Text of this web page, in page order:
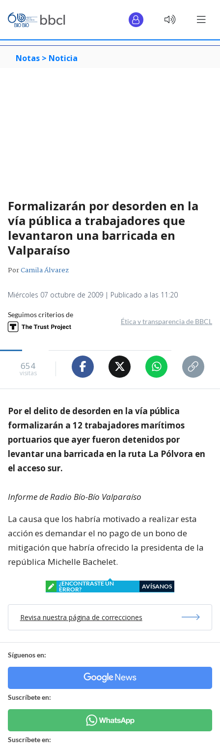
Notas > Noticia
Formalizarán por desorden en la
vía pública a trabajadores que
levantaron una barricada en
Valparaíso
PorCamila Álvarez
Miércoles 07 octubre de 2009 | Publicado a las 11:20
Seguimos criterios de
Ética y transparencia de BBCL
654
visitas
Por el delito de desorden en la vía pública
formalizarán a 12 trabajadores marítimos
portuarios que ayer fueron detenidos por
levantar una barricada en la ruta La Pólvora en
el acceso sur.
Informe de Radio Bío-Bío Valparaíso
La causa que los habría motivado a realizar esta
acción es demandar el no pago de un bono de
mitigación que habría ofrecido la presidenta de la
república Michelle Bachelet.
¿ENCONTRASTE UN
ERROR?
AVÍSANOS
Revisa nuestra página de correcciones
Síguenos en:
Suscríbete en:
Suscríbete en: